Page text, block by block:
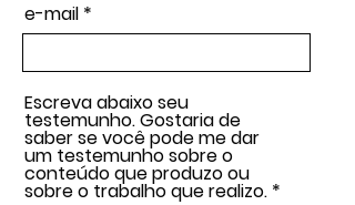
e-mail
Escreva abaixo seu
testemunho. Gostaria de
saber se você pode me dar
um testemunho sobre o
conteúdo que produzo ou
sobre o trabalho que realizo.